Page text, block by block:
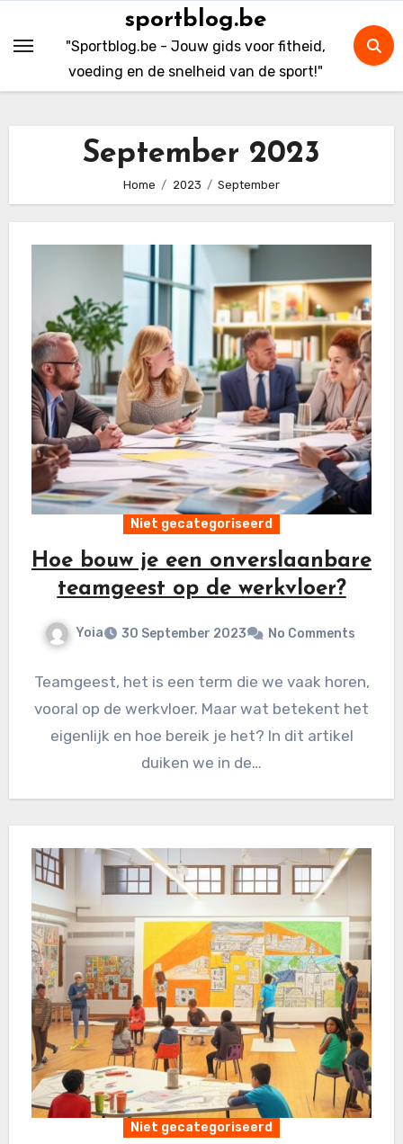
sportblog.be
"Sportblog.be - Jouw gids voor fitheid,
voeding en de snelheid van de sport!"
September 2023
Home 2023 September
Niet gecategoriseerd
Hoe bouw je een onverslaanbare
teamgeest op de werkvloer?
Yoia 30 September 2023 No Comments
Teamgeest, het is een term die we vaak horen,
vooral op de werkvloer. Maar wat betekent het
eigenlijk en hoe bereik je het? In dit artikel
duiken we in de…
Niet gecategoriseerd